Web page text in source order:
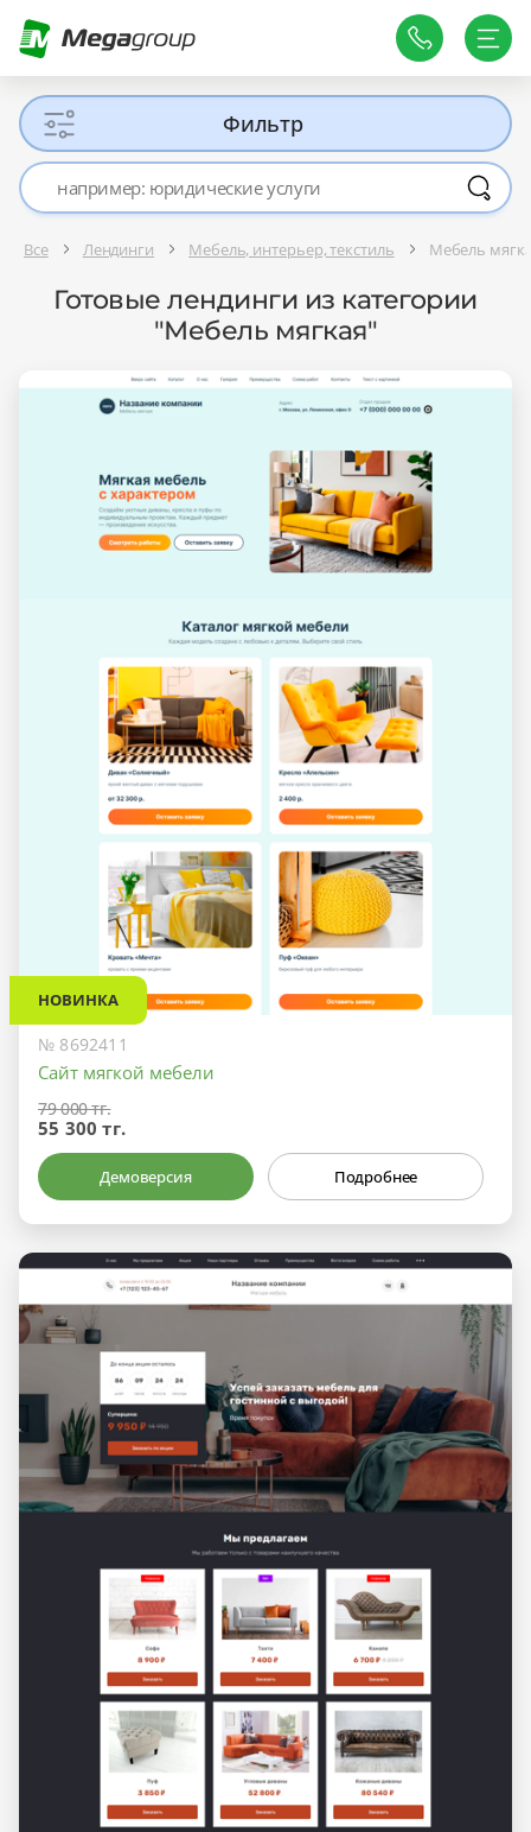
Фильтр
Все Лендинги Мебель, интерьер, текстиль Мебель
Готовые лендинги из категории
"Мебель мягкая"
НОВИНКА
№ 8692411
Сайт мягкой мебели
79 000 тг.
55 300 тг.
Демоверсия Подробнее